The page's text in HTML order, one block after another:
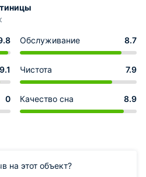
Обслуживание 8.7
9.1 Чистота 7.9
0 Качество сна 8.9
на этот объект?